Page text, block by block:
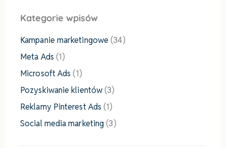
Kategorie wpisów
Kampanie marketingowe (34)
Meta Ads (1)
Microsoft Ads (1)
Pozyskiwanie klientów(3)
Reklamy Pinterest Ads (1)
Social media marketing (3)